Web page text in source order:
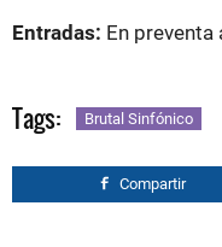
Entradas: En preventa
Tags: Brutal Sinfónico
Compartir